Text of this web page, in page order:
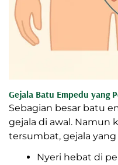
Gejala Batu Empedu yang
Sebagian besar batu
gejala di awal. Namun
tersumbat, gejala
Nyeri hebat di